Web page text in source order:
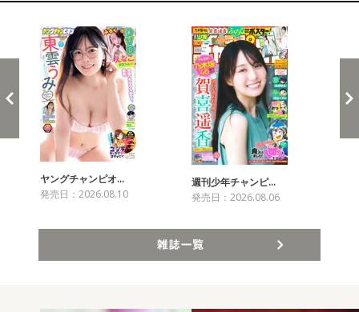
ヤングチャンピオ…
発売日：2026.08.10
週刊少年チャンピ…
発売日：2026.08.06